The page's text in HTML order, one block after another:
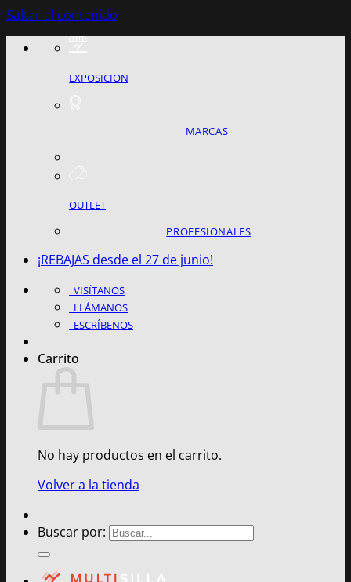
Saltar al contenido
EXPOSICION
MARCAS
OUTLET
PROFESIONALES
¡REBAJAS desde el 27 de junio!
VISÍTANOS
LLÁMANOS
ESCRÍBENOS
Carrito
No hay productos en el carrito.
Volver a la tienda
Buscar por: